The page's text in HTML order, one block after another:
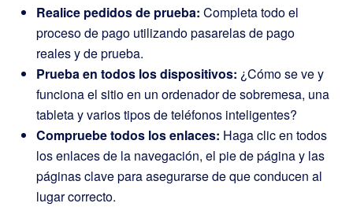
Realice pedidos de prueba: Completa todo el
proceso de pago utilizando pasarelas de pago
reales y de prueba.
Prueba en todos los dispositivos: ¿Cómo se ve y
funciona el sitio en un ordenador de sobremesa, una
tableta y varios tipos de teléfonos inteligentes?
Compruebe todos los enlaces: Haga clic en todos
los enlaces de la navegación, el pie de página y las
páginas clave para asegurarse de que conducen al
lugar correcto.